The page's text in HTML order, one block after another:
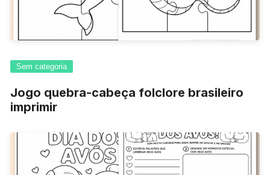
Sem categoria
Jogo quebra-cabeça folclore brasileiro
imprimir